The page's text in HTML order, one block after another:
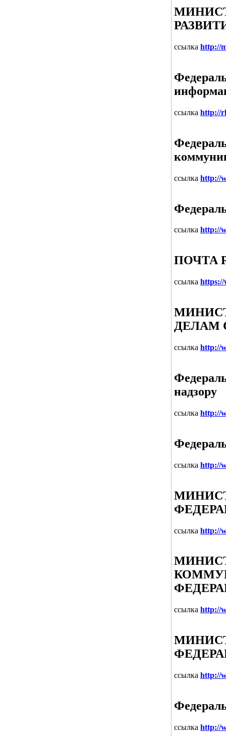
ссылка http://
ссылка http://
ссылка http://
ссылка http://
ПОЧТА
ссылка
ДЕЛАМ
ссылка http://
надзору
ссылка http://
ссылка http://
ссылка http://
ссылка http://
ссылка http://
ссылка http://